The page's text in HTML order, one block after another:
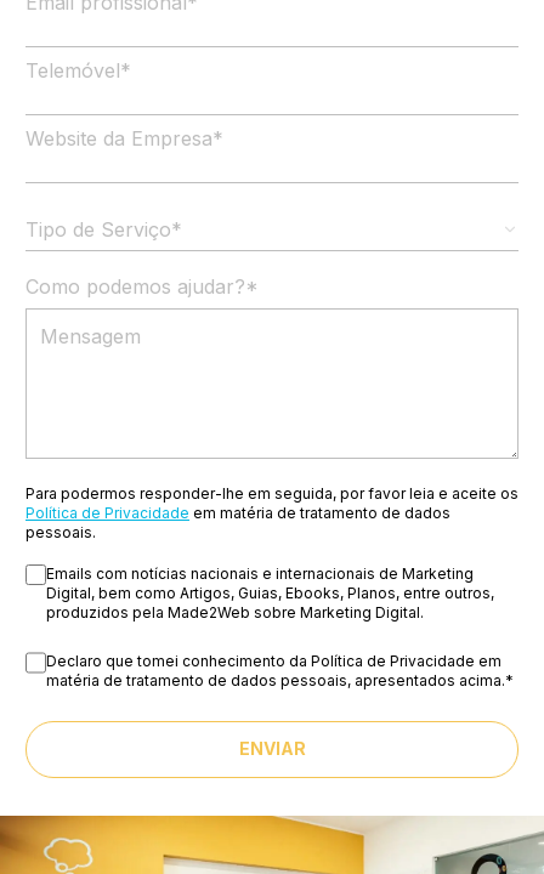
Telemóvel*
Website da Empresa*
Tipo de Serviço*
Como podemos ajudar?*
Para podermos responder-lhe em seguida, por favor leia e aceite os
Política de Privacidade em matéria de tratamento de dados
pessoais.
Emails com notícias nacionais e internacionais de Marketing
Digital, bem como Artigos, Guias, Ebooks, Planos, entre outros,
produzidos pela Made2Web sobre Marketing Digital.
Declaro que tomei conhecimento da Política de Privacidade em
matéria de tratamento de dados pessoais, apresentados acima.*
ENVIAR